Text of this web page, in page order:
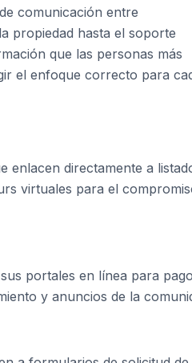
comunicación entre
propiedad hasta el soporte
que las personas más
el enfoque correcto para
enlacen directamente a
virtuales para el
portales en línea para
y anuncios de la